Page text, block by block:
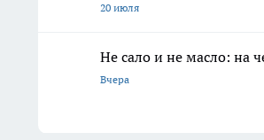
20 июля
Не сало и не масло: на
Вчера